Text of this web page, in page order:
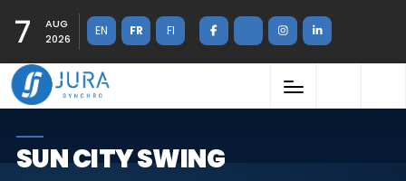
7
AUG
2026
EN FR FI
SUN CITY SWING